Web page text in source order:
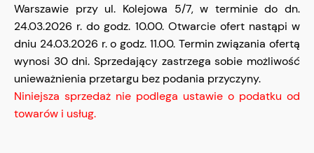
Warszawie przy ul. Kolejowa 5/7, w terminie do dn.
24.03.2026 r. do godz. 10.00. Otwarcie ofert nastąpi w
dniu 24.03.2026 r. o godz. 11.00. Termin związania ofertą
wynosi 30 dni. Sprzedający zastrzega sobie możliwość
unieważnienia przetargu bez podania przyczyny.
Niniejsza sprzedaż nie podlega ustawie o podatku od
towarów i usług.